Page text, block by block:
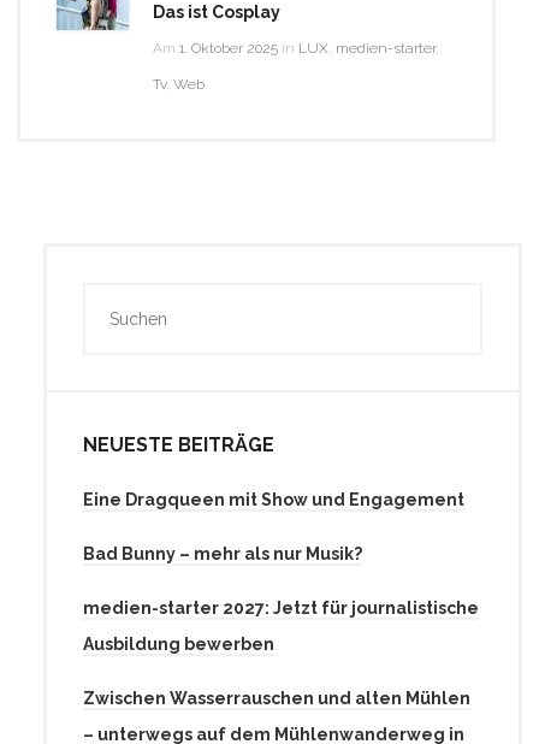
Das ist Cosplay
Am 1. Oktober 2025 in LUX, medien-starter,
Tv, Web
NEUESTE BEITRÄGE
Eine Dragqueen mit Show und Engagement
Bad Bunny – mehr als nur Musik?
medien-starter 2027: Jetzt für journalistische
Ausbildung bewerben
Zwischen Wasserrauschen und alten Mühlen
– unterwegs auf dem Mühlenwanderweg in